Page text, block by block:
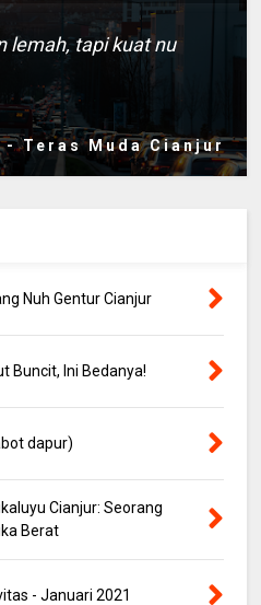
lemah, tapi kuat nu
- Teras Muda Cianjur
Nuh Gentur Cianjur
Buncit, Ini Bedanya!
dapur)
Cianjur: Seorang
Berat
- Januari 2021